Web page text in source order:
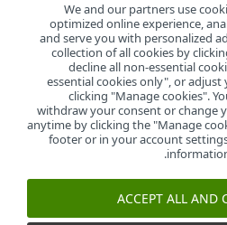
We and our partners use
optimized online experience,
and serve you with personalized
collection of all cookies by
decline all non-essential
essential cookies only", or
clicking "Manage cookies".
withdraw your consent or change
anytime by clicking the "Manage
footer or in your account
.
ACCEPT ALL AND